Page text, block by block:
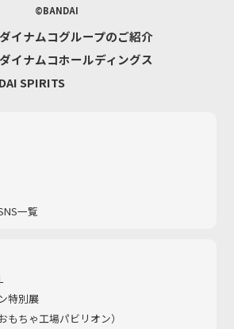
©BANDAI
イナムコグループのご紹介
イナムコホールディングス
SPIRITS
一覧
特別展
もちゃ工場パビリオン）​